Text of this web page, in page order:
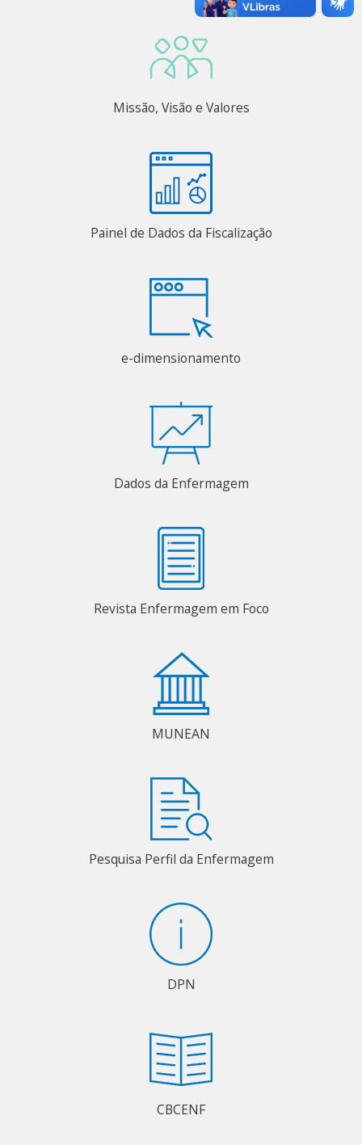
Missão, Visão e Valores
Painel de Dados da Fiscalização
e-dimensionamento
Dados da Enfermagem
Revista Enfermagem em Foco
MUNEAN
Pesquisa Perfil da Enfermagem
DPN
CBCENF